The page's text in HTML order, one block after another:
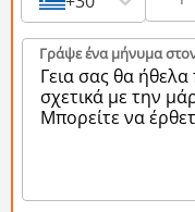
Γράψε ένα μήνυμα